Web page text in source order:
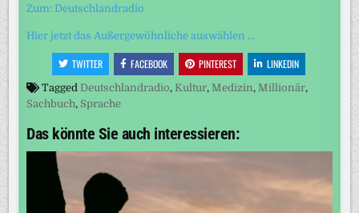
Zum: Deutschlandradio
Hier jetzt das Außergewöhnliche auswählen …
TWITTER FACEBOOK PINTEREST LINKEDIN
TaggedDeutschlandradio,Kultur,Medizin,Millionär,
Sachbuch, Sprache
Das könnte Sie auch interessieren: